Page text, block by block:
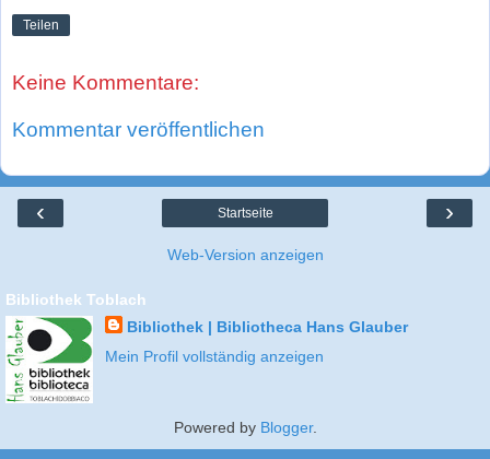
Teilen
Keine Kommentare:
Kommentar veröffentlichen
‹ ›
Startseite
Web-Version anzeigen
Bibliothek Toblach
Bibliothek | Bibliotheca Hans Glauber
Mein Profil vollständig anzeigen
Powered by Blogger.